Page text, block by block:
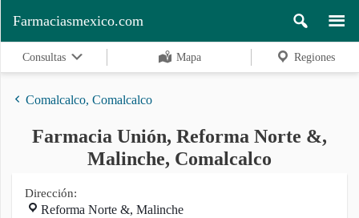
Buscar
Farmaciasmexico.com
Consultas Mapa Regiones
Comalcalco, Comalcalco
Farmacia Unión, Reforma Norte &,
Malinche, Comalcalco
Dirección:
Reforma Norte &, Malinche